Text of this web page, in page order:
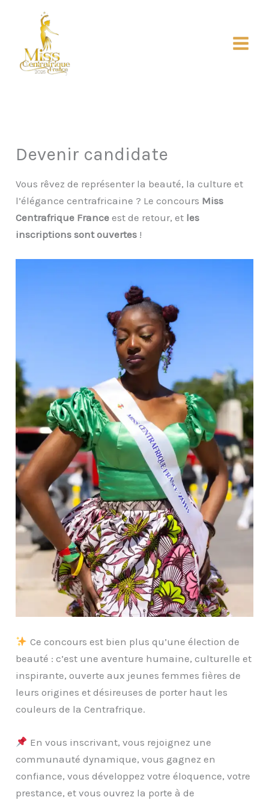
Main
Devenir candidate
Vous rêvez de représenter la beauté, la culture et
l’élégance centrafricaine ? Le concours Miss
Centrafrique France est de retour, et les
inscriptions sont ouvertes !
Ce concours est bien plus qu’une élection de
beauté : c’est une aventure humaine, culturelle et
inspirante, ouverte aux jeunes femmes fières de
leurs origines et désireuses de porter haut les
couleurs de la Centrafrique.
En vous inscrivant, vous rejoignez une
communauté dynamique, vous gagnez en
confiance, vous développez votre éloquence, votre
prestance, et vous ouvrez la porte à de